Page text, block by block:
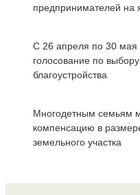
предпринимателей на
С 26 апреля по 30 мая
голосование по
благоустройства
Многодетным семьям
компенсацию в
земельного участка